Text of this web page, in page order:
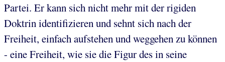
Partei. Er kann sich nicht mehr mit der rigiden
Doktrin identifizieren und sehnt sich nach der
Freiheit, einfach aufstehen und weggehen zu können
- eine Freiheit, wie sie die Figur des in seine